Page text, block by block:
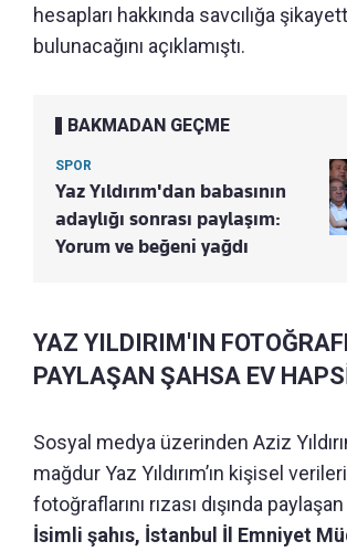
hesapları hakkında savcılığa
bulunacağını açıklamıştı.
BAKMADAN GEÇME
SPOR
Yaz Yıldırım'dan babasının
adaylığı sonrası paylaşım:
Yorum ve beğeni yağdı
YAZ YILDIRIM'IN
PAYLAŞAN ŞAHSA EV
Sosyal medya üzerinden Aziz
mağdur Yaz Yıldırım’ın kişisel
fotoğraflarını rızası dışında paylaşan
İsimli şahıs, İstanbul İl Emniyet